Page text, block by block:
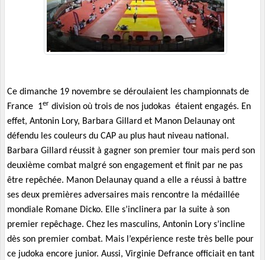
Ce dimanche 19 novembre se déroulaient les championnats de
France 1er division où trois de nos judokas étaient engagés. En
effet, Antonin Lory, Barbara Gillard et Manon Delaunay ont
défendu les couleurs du CAP au plus haut niveau national.
Barbara Gillard réussit à gagner son premier tour mais perd son
deuxième combat malgré son engagement et finit par ne pas
être repêchée. Manon Delaunay quand a elle a réussi à battre
ses deux premières adversaires mais rencontre la médaillée
mondiale Romane Dicko. Elle s’inclinera par la suite à son
premier repêchage. Chez les masculins, Antonin Lory s’incline
dès son premier combat. Mais l’expérience reste très belle pour
ce judoka encore junior. Aussi, Virginie Defrance officiait en tant